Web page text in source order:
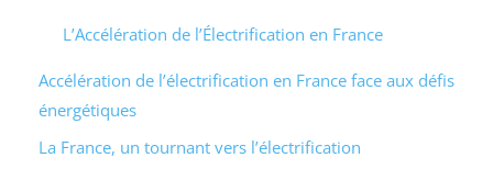
L’Accélération de l’Électrification en France
Accélération de l’électrification en France face aux défis
énergétiques
La France, un tournant vers l’électrification